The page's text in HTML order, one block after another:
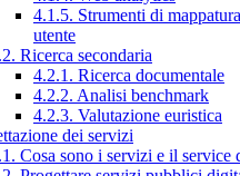
4.1.5. Strumenti di
utente
Ricerca secondaria
4.2.1. Ricerca documentale
4.2.2. Analisi benchmark
4.2.3. Valutazione euristica
dei servizi
Cosa sono i servizi e il service